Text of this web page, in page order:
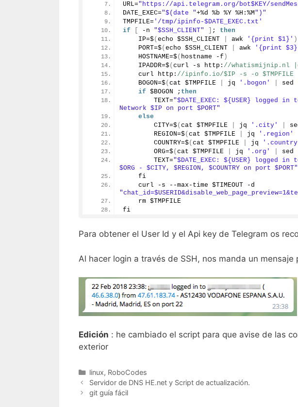
URL="https://api.telegram.org/bot$KEY/
DATE_EXEC="$(date "+%d %b %Y %H:%M")"
TMPFILE= '/tmp/ipinfo-$DATE_EXEC.txt'
if
-n "$SSH_CLIENT" ; then
    IP=$
( echo $SSH_CLIENT awk '{print $1}' )
    PORT=$
( echo $SSH_CLIENT awk '{print
    HOSTNAME=$
( hostname -f )
    IPADDR=$
( curl -s http: //whatismijnip.nl
    curl http:
//ipinfo.io/$IP -s -o $TMPFILE
    BOGON=$
( cat $TMPFILE jq '.bogon' sed
if $BOGON ; then
        TEXT=
"$DATE_EXEC: ${USER} logged in
Network $IP on port $PORT"
else
        CITY=$
( cat $TMPFILE jq '.city'
        REGION=$
( cat $TMPFILE jq '.region'
        COUNTRY=$
( cat $TMPFILE jq
        ORG=$
( cat $TMPFILE jq '.org' sed
        TEXT=
"$DATE_EXEC: ${USER} logged in
$ORG - $CITY, $REGION, $COUNTRY on port $PORT"
    fi
    rm $TMPFILE
fi
Para obtener el User Id y el Api key de Telegram os
Al hacer login a través de SSH, nos manda un mensaje
Edición : he cambiado el script para que avise de las
exterior
Categorías
linux, RoboCodes
Servidor de DNS HE.net y Script de actualización.
git guía fácil